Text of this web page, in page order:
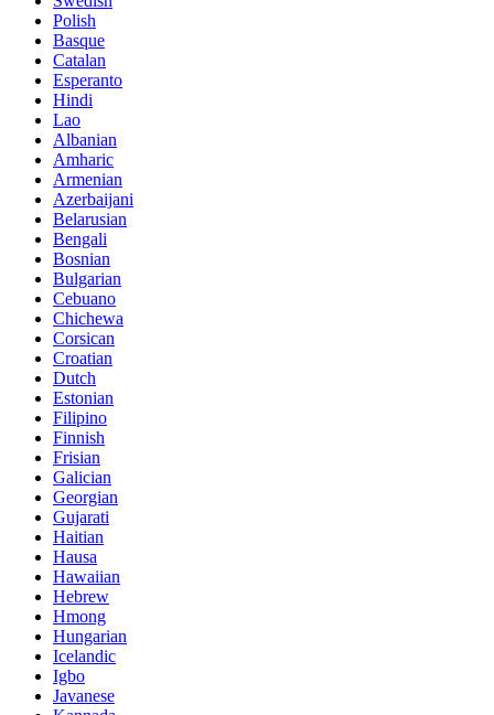
Polish
Basque
Catalan
Esperanto
Hindi
Lao
Albanian
Amharic
Armenian
Azerbaijani
Belarusian
Bengali
Bosnian
Bulgarian
Cebuano
Chichewa
Corsican
Croatian
Dutch
Estonian
Filipino
Finnish
Frisian
Galician
Georgian
Gujarati
Haitian
Hausa
Hawaiian
Hebrew
Hmong
Hungarian
Icelandic
Igbo
Javanese